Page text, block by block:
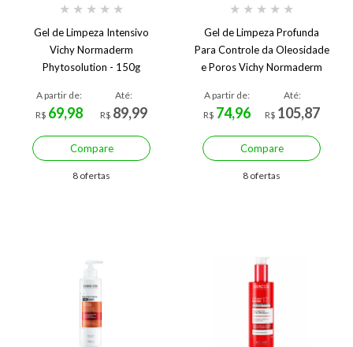
★ ★ ★ ★ ★
Gel de Limpeza Intensivo
Vichy Normaderm
Phytosolution - 150g
A partir de:
R$ 69,98
Até:
R$ 89,99
Compare
8 ofertas
★ ★ ★ ★ ★
Gel de Limpeza Profunda
Para Controle da Oleosidade
e Poros Vichy Normaderm
A partir de:
R$ 74,96
Até:
R$ 105,87
Compare
8 ofertas